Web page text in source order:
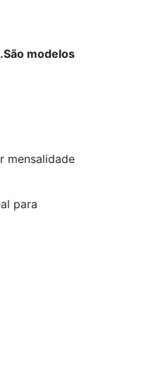
modelos
mensalidade
para